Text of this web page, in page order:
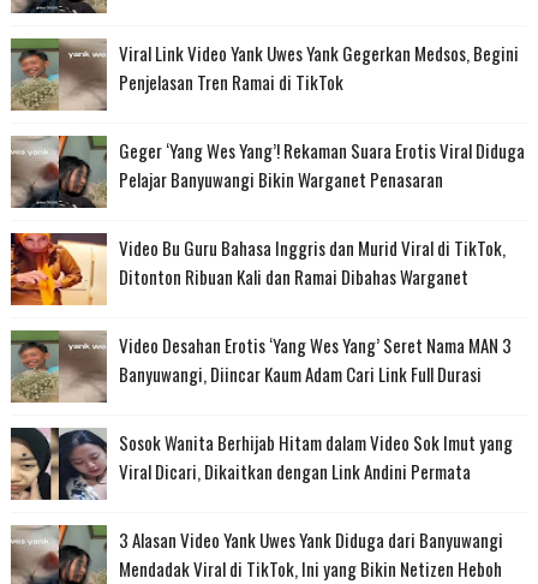
Viral Link Video Yank Uwes Yank Gegerkan Medsos, Begini
Penjelasan Tren Ramai di TikTok
Geger ‘Yang Wes Yang’! Rekaman Suara Erotis Viral Diduga
Pelajar Banyuwangi Bikin Warganet Penasaran
Video Bu Guru Bahasa Inggris dan Murid Viral di TikTok,
Ditonton Ribuan Kali dan Ramai Dibahas Warganet
Video Desahan Erotis ‘Yang Wes Yang’ Seret Nama MAN 3
Banyuwangi, Diincar Kaum Adam Cari Link Full Durasi
Sosok Wanita Berhijab Hitam dalam Video Sok Imut yang
Viral Dicari, Dikaitkan dengan Link Andini Permata
3 Alasan Video Yank Uwes Yank Diduga dari Banyuwangi
Mendadak Viral di TikTok, Ini yang Bikin Netizen Heboh